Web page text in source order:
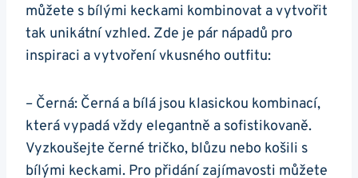
můžete ⁤s bílými keckami kombinovat a vytvořit
tak unikátní vzhled.‍ Zde je pár⁤ nápadů pro
inspiraci⁣ a vytvoření vkusného ⁢outfitu:
– Černá: Černá a bílá jsou klasickou kombinací,
která ⁤vypadá vždy elegantně⁢ a sofistikovaně.
Vyzkoušejte černé ⁢tričko, blůzu nebo košili s
bílými keckami. ⁤Pro přidání zajímavosti můžete